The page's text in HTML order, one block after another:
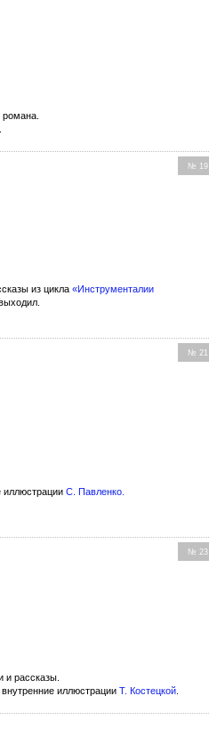
№ 19
из цикла «Инструменталии
№ 21
иллюстрации С. Павленко
№ 23
и рассказы.
внутренние иллюстрации Т. Костецкой